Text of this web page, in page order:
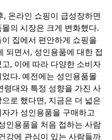
, 온라인 쇼핑이 급성장하면
의 시장은 크게 변화했다.
집에서 편안하게 쇼핑을
되면서, 성인용품에 대한 접
, 이에 따라 다양한 소비자
다. 예전에는 성인용품몰
령대와 특정 성향을 가진 사
로 했다면, 지금은 더 넓은
가 성인용품을 구매하고
인용품을 처음 접하는 사람
강에 관심이 있는 사람들까